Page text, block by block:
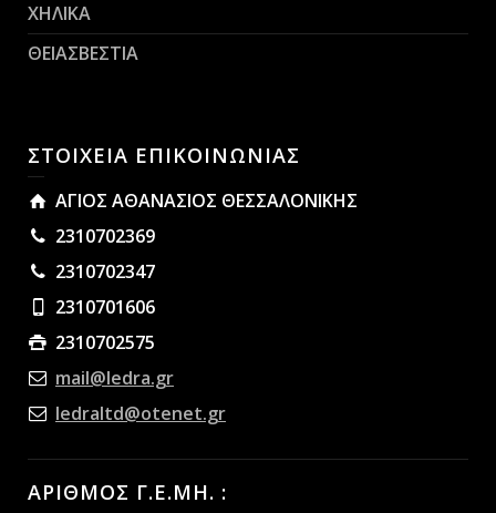
ΧΗΛΙΚΑ
ΘΕΙΑΣΒΕΣΤΙΑ
ΣΤΟΙΧΕΙΑ ΕΠΙΚΟΙΝΩΝΙΑΣ
ΑΓΙΟΣ ΑΘΑΝΑΣΙΟΣ ΘΕΣΣΑΛΟΝΙΚΗΣ
2310702369
2310702347
2310701606
2310702575
mail@ledra.gr
ledraltd@otenet.gr
ΑΡΙΘΜΟΣ Γ.Ε.ΜΗ. :